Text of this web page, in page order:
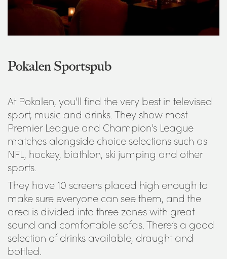
Pokalen Sportspub
At Pokalen, you’ll find the very best in televised
sport, music and drinks. They show most
Premier League and Champion’s League
matches alongside choice selections such as
NFL, hockey, biathlon, ski jumping and other
sports.
They have 10 screens placed high enough to
make sure everyone can see them, and the
area is divided into three zones with great
sound and comfortable sofas. There’s a good
selection of drinks available, draught and
bottled.